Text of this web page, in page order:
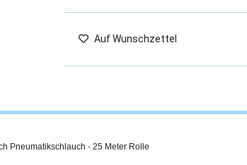
Auf Wunschzettel
Pneumatikschlauch - 25 Meter Rolle